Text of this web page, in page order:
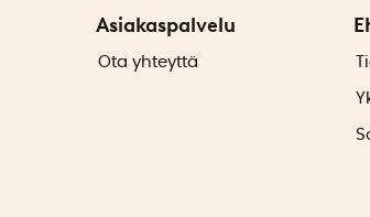
Asiakaspalvelu
Ota yhteyttä